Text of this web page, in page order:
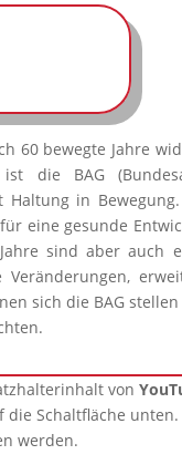
60 bewegte Jahre
die BAG
in
eine gesunde
sind aber
Veränderungen,
sich die BAG
von
die Schaltfläche
werden.